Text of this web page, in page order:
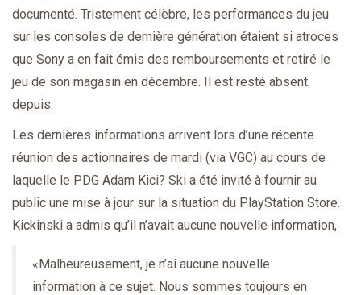
documenté. Tristement célèbre, les performances du jeu
sur les consoles de dernière génération étaient si atroces
que Sony a en fait émis des remboursements et retiré le
jeu de son magasin en décembre. Il est resté absent
depuis.
Les dernières informations arrivent lors d’une récente
réunion des actionnaires de mardi (via VGC) au cours de
laquelle le PDG Adam Kici? Ski a été invité à fournir au
public une mise à jour sur la situation du PlayStation Store.
Kickinski a admis qu’il n’avait aucune nouvelle information,
«Malheureusement, je n’ai aucune nouvelle
information à ce sujet. Nous sommes toujours en